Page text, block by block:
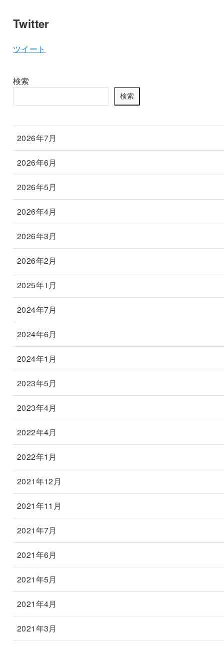
Twitter
ツイート
検索
検索
2026年7月
2026年6月
2026年5月
2026年4月
2026年3月
2026年2月
2025年1月
2024年7月
2024年6月
2024年1月
2023年5月
2023年4月
2022年4月
2022年1月
2021年12月
2021年11月
2021年7月
2021年6月
2021年5月
2021年4月
2021年3月